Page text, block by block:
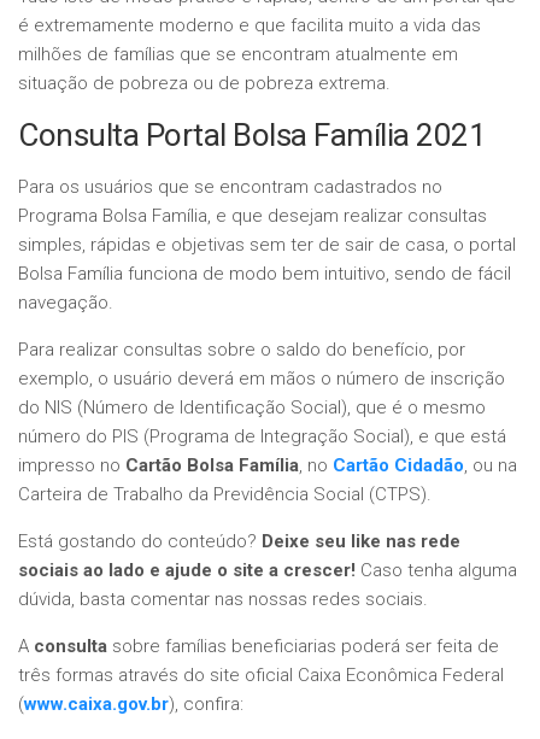
é extremamente moderno e que facilita muito a vida das
milhões de famílias que se encontram atualmente em
situação de pobreza ou de pobreza extrema.
Consulta Portal Bolsa Família 2021
Para os usuários que se encontram cadastrados no
Programa Bolsa Família, e que desejam realizar consultas
simples, rápidas e objetivas sem ter de sair de casa, o portal
Bolsa Família funciona de modo bem intuitivo, sendo de fácil
navegação.
Para realizar consultas sobre o saldo do benefício, por
exemplo, o usuário deverá em mãos o número de inscrição
do NIS (Número de Identificação Social), que é o mesmo
número do PIS (Programa de Integração Social), e que está
impresso no Cartão Bolsa Família, no Cartão Cidadão, ou na
Carteira de Trabalho da Previdência Social (CTPS).
Está gostando do conteúdo? Deixe seu like nas rede
sociais ao lado e ajude o site a crescer! Caso tenha alguma
dúvida, basta comentar nas nossas redes sociais.
A consulta sobre famílias beneficiarias poderá ser feita de
três formas através do site oficial Caixa Econômica Federal
(www.caixa.gov.br), confira: